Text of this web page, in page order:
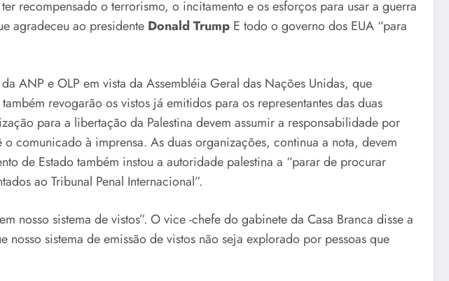
recompensado o terrorismo, o incitamento e os esforços para usar a guerra
agradeceu ao presidente Donald Trump E todo o governo dos EUA “para
ANP e OLP em vista da Assembléia Geral das Nações Unidas, que
revogarão os vistos já emitidos para os representantes das duas
para a libertação da Palestina devem assumir a responsabilidade por
comunicado à imprensa. As duas organizações, continua a nota, devem
de Estado também instou a autoridade palestina a “parar de procurar
ao Tribunal Penal Internacional”.
nosso sistema de vistos”. O vice -chefe do gabinete da Casa Branca disse a
nosso sistema de emissão de vistos não seja explorado por pessoas que